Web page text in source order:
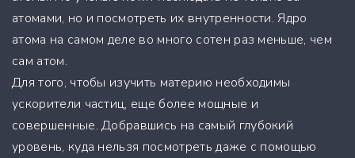
атомами, но и посмотреть их внутренности. Ядро
атома на самом деле во много сотен раз меньше, чем
сам атом.
Для того, чтобы изучить материю необходимы
ускорители частиц, еще более мощные и
совершенные. Добравшись на самый глубокий
уровень, куда нельзя посмотреть даже с помощью